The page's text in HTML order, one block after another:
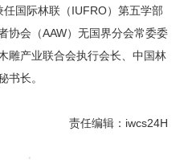
国际林联（IUFRO）第五学部
协会（AAW）无国界分会常委委
雕产业联合会执行会长、中国林
书长。
责任编辑：iwcs24H